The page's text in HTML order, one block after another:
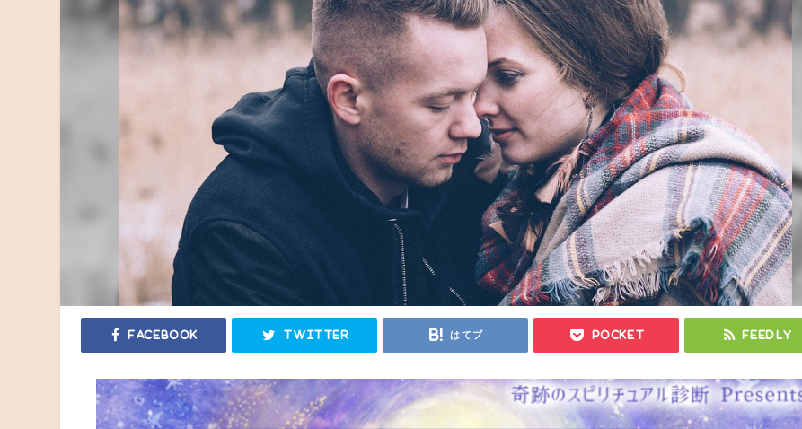
Facebook Twitter はてブ Pocket Feedly